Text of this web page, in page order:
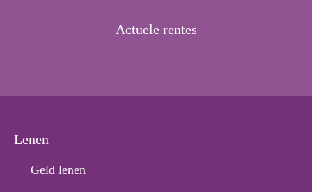
Actuele rentes
Lenen
Geld lenen